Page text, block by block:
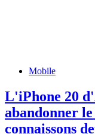
Mobile
L'iPhone 20
abandonner
connaissons